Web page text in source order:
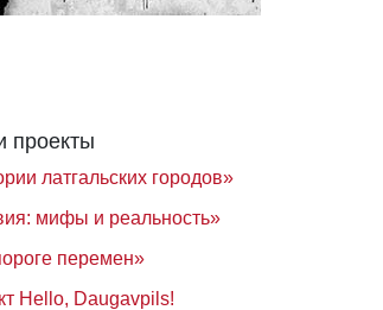
проекты
латгальских городов»
мифы и реальность»
перемен»
Hello, Daugavpils!